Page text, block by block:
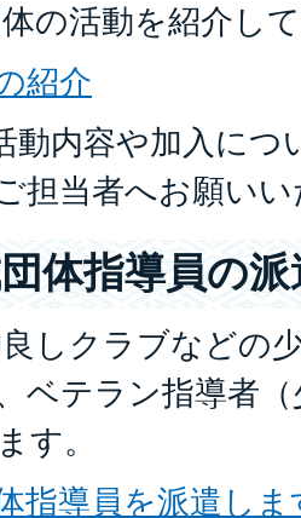
の活動を紹介し
紹介
動内容や加入につ
担当者へお願い
体指導員の派
しクラブなどの
ベテラン指導者
す。
指導員を派遣しま